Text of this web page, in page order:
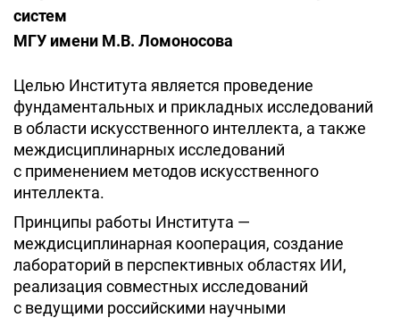
систем
МГУ имени М.В. Ломоносова
Целью Института является проведение
фундаментальных и прикладных исследований
в области искусственного интеллекта, а также
междисциплинарных исследований
с применением методов искусственного
интеллекта.
Принципы работы Института —
междисциплинарная кооперация, создание
лабораторий в перспективных областях ИИ,
реализация совместных исследований
с ведущими российскими научными